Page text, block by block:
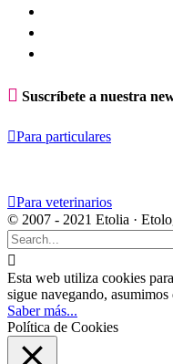
 Suscríbete a nuestra
Para particulares
Para veterinarios
© 2007 - 2021 Etolia ·

Esta web utiliza cookies
sigue navegando, asumimos
Saber más...
Política de Cookies